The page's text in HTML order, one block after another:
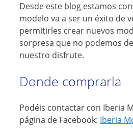
Desde este blog estamos
modelo va a ser un éxito de
permitirles crear nuevos
sorpresa que no podemos
nuestro disfrute.
Donde comprarla
Podéis contactar con Iberia
página de Facebook: Iberia